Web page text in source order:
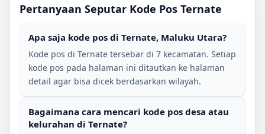
Pertanyaan Seputar Kode Pos Ternate
Apa saja kode pos di Ternate, Maluku Utara?
Kode pos di Ternate tersebar di 7 kecamatan. Setiap
kode pos pada halaman ini ditautkan ke halaman
detail agar bisa dicek berdasarkan wilayah.
Bagaimana cara mencari kode pos desa atau
kelurahan di Ternate?